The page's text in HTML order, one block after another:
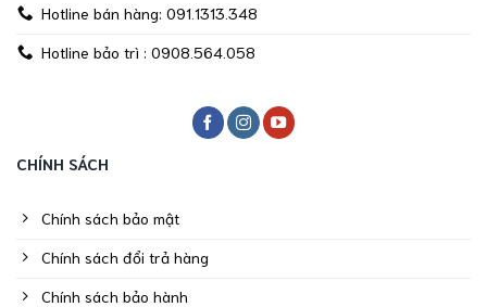
Hotline bán hàng: 091.1313.348
Hotline bảo trì : 0908.564.058
CHÍNH SÁCH
Chính sách bảo mật
Chính sách đổi trả hàng
Chính sách bảo hành